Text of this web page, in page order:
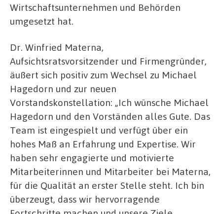
Wirtschaftsunternehmen und Behörden
umgesetzt hat.
Dr. Winfried Materna,
Aufsichtsratsvorsitzender und Firmengründer,
äußert sich positiv zum Wechsel zu Michael
Hagedorn und zur neuen
Vorstandskonstellation: „Ich wünsche Michael
Hagedorn und den Vorständen alles Gute. Das
Team ist eingespielt und verfügt über ein
hohes Maß an Erfahrung und Expertise. Wir
haben sehr engagierte und motivierte
Mitarbeiterinnen und Mitarbeiter bei Materna,
für die Qualität an erster Stelle steht. Ich bin
überzeugt, dass wir hervorragende